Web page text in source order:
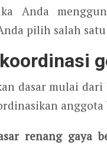
Anda
pilih salah
dasar mulai
renang gaya